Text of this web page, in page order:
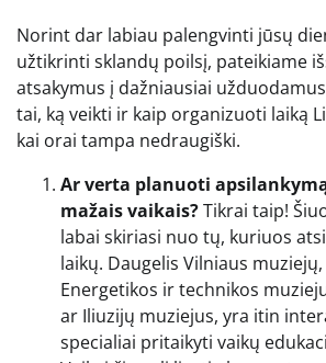
Norint dar labiau palengvinti jūsų
užtikrinti sklandų poilsį, pateikiame
atsakymus į dažniausiai
tai, ką veikti ir kaip organizuoti laiką
kai orai tampa nedraugiški.
Ar verta planuoti
mažais vaikais?Tikrai taip!
labai skiriasi nuo tų, kuriuos
laikų. Daugelis Vilniaus
Energetikos ir technikos
ar Iliuzijų muziejus, yra itin
specialiai pritaikyti vaikų